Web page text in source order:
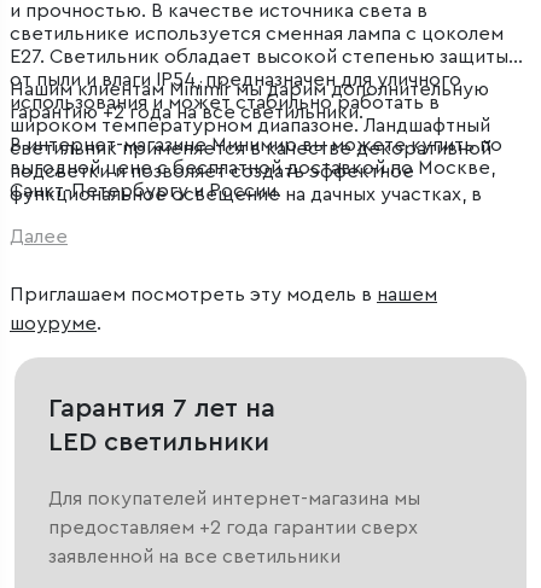
и прочностью. В качестве источника света в
светильнике используется сменная лампа с цоколем
E27. Светильник обладает высокой степенью защиты
от пыли и влаги IP54, предназначен для уличного
использования и может стабильно работать в
широком температурном диапазоне. Ландшафтный
светильник применяется в качестве декоративной
подсветки и позволяет создать эффектное
функциональное освещение на дачных участках, в
Нашим клиентам Minimir мы дарим дополнительную
гарантию +2 года на все светильники.
В интернет-магазине Минимир вы можете купить по
выгодной цене с бесплатной доставкой по Москве,
Санкт-Петербургу и России.
Далее
Приглашаем посмотреть эту модель в нашем
шоуруме.
Гарантия 7 лет на
LED светильники
Для покупателей интернет-магазина мы
предоставляем +2 года гарантии сверх
заявленной на все светильники